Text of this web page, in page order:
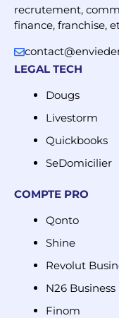
recrutement,
finance, franchise,
LEGAL TECH
Dougs
Livestorm
Quickbooks
SeDomicilier
COMPTE PRO
Qonto
Shine
Revolut
N26 Business
Finom